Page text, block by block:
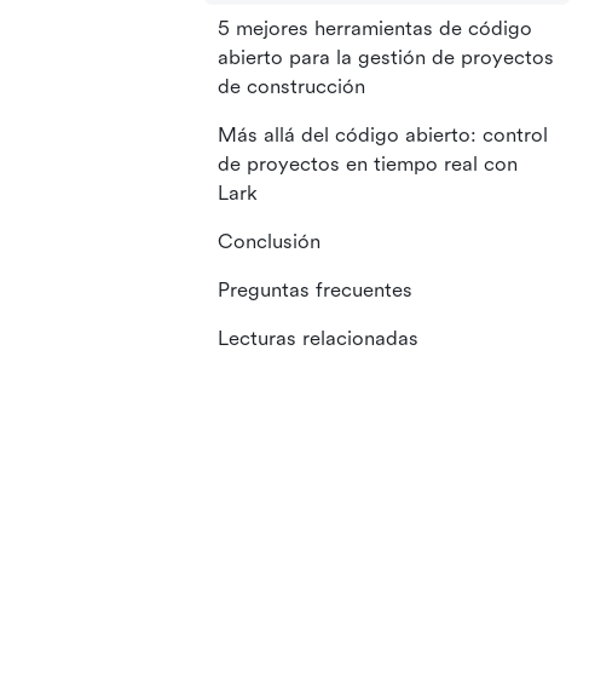
5 mejores herramientas de código
abierto para la gestión de proyectos
de construcción
Más allá del código abierto: control
de proyectos en tiempo real con
Lark
Conclusión
Preguntas frecuentes
Lecturas relacionadas